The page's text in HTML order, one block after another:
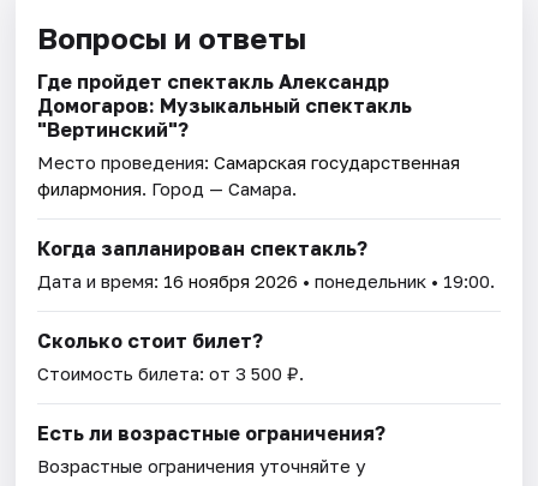
Вопросы и ответы
Где пройдет спектакль Александр
Домогаров: Музыкальный спектакль
"Вертинский"?
Место проведения:Самарская государственная
филармония. Город — Самара.
Когда запланирован спектакль?
Дата и время: 16 ноября 2026 • понедельник • 19:00.
Сколько стоит билет?
Стоимость билета: от 3 500 ₽.
Есть ли возрастные ограничения?
Возрастные ограничения уточняйте у